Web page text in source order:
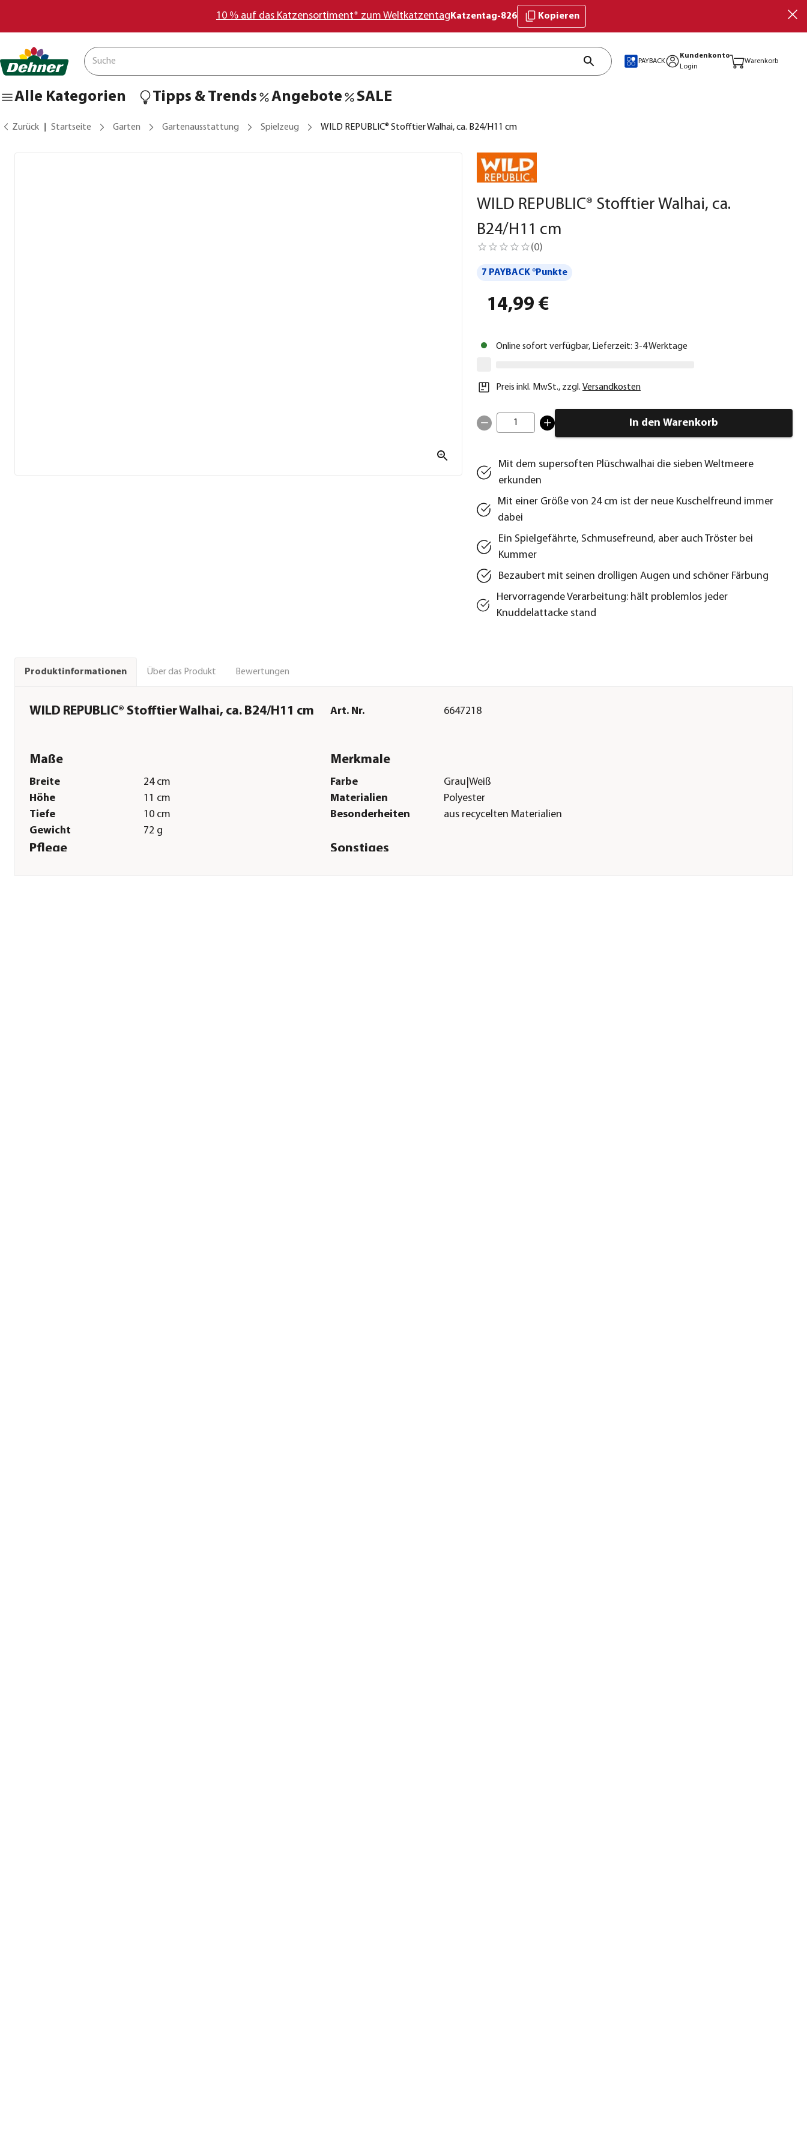
10 % auf das Katzensortiment* zum Weltkatzentag Katzentag-826 Kopieren
PAYBACK
Kundenkonto
Login
Warenkorb
Alle Kategorien Tipps & Trends Angebote SALE
Zurück Startseite Garten Gartenausstattung Spielzeug WILD REPUBLIC® Stofftier Walhai, ca. B24/H11 cm
WILD REPUBLIC® Stofftier Walhai, ca.
B24/H11 cm
(0)
7 PAYBACK °Punkte
14,99 €
Online sofort verfügbar, Lieferzeit: 3-4 Werktage
Preis inkl. MwSt., zzgl. Versandkosten
1 In den Warenkorb
Mit dem supersoften Plüschwalhai die sieben Weltmeere
erkunden
Mit einer Größe von 24 cm ist der neue Kuschelfreund immer
dabei
Ein Spielgefährte, Schmusefreund, aber auch Tröster bei
Kummer
Bezaubert mit seinen drolligen Augen und schöner Färbung
Hervorragende Verarbeitung: hält problemlos jeder
Knuddelattacke stand
Produktinformationen Über das Produkt Bewertungen
WILD REPUBLIC® Stofftier Walhai, ca. B24/H11 cm Art. Nr. 6647218
Maße
Breite
24 cm
Höhe
11 cm
Tiefe
10 cm
Gewicht
72 g
Merkmale
Farbe
Grau|Weiß
Materialien
Polyester
Besonderheiten
aus recycelten Materialien
Pflege Sonstiges